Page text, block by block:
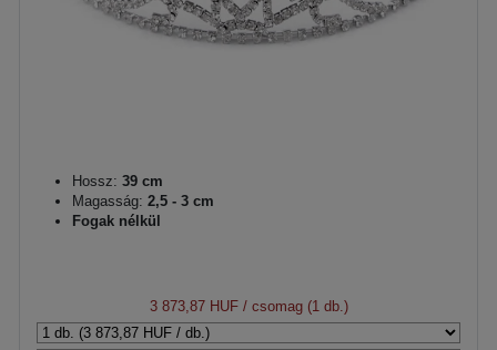
Hossz: 39 cm
Magasság: 2,5 - 3 cm
Fogak nélkül
3 873,87 HUF/ csomag (1 db.)